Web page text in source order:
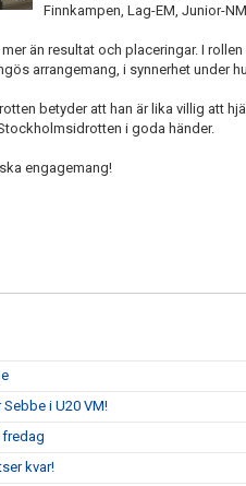
Finnkampen, Lag-EM, Junior-
än resultat och placeringar. I
arrangemang, i synnerhet under
betyder att han är lika villig att
i goda händer.
engagemang!
i U20 VM!
fredag
kvar!